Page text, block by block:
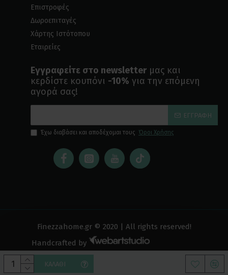
ΚΑΛΆΘΙ
Επιστροφές
Δωροεπιταγές
Χάρτης Ιστότοπου
Εταιρείες
Εγγραφείτε στο newsletter μας και
κερδίστε κουπόνι -10% για την επόμενη
αγορά σας!
ΕΓΓΡΑΦΉ
Έχω διαβάσει και αποδέχομαι τους Όροι Χρήσης
Finezzahome.gr © 2020 | All rights reserved!
Handcrafted by